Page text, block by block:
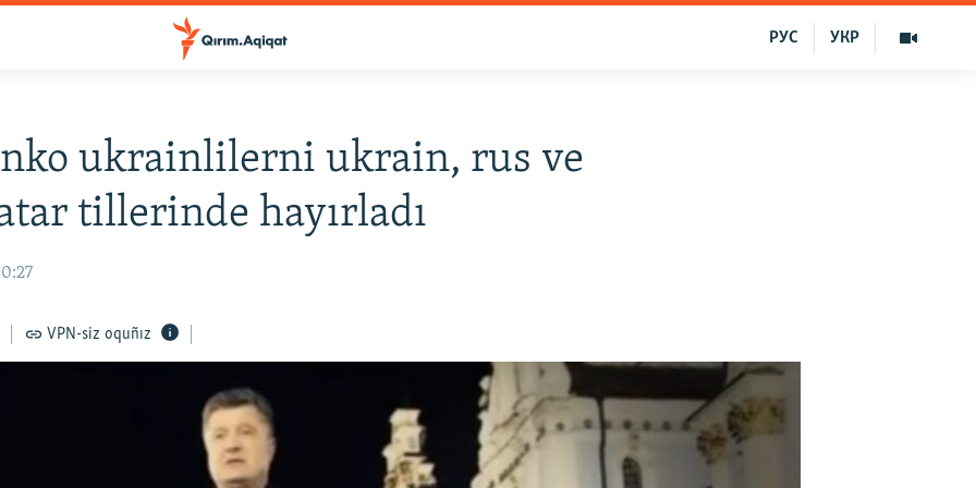
УКР
РУС
ukrainlilerni ukrain, rus ve
tillerinde hayırladı
VPN-siz oquñız